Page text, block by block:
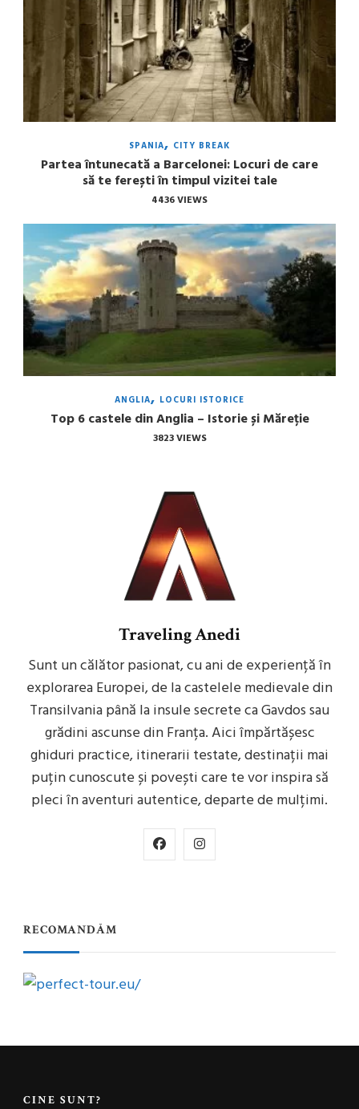
SPANIA CITY BREAK
Partea întunecată a Barcelonei: Locuri de care
să te ferești în timpul vizitei tale
4436 VIEWS
ANGLIA LOCURI ISTORICE
Top 6 castele din Anglia – Istorie și Măreție
3823 VIEWS
Traveling Anedi
Sunt un călător pasionat, cu ani de experiență în
explorarea Europei, de la castelele medievale din
Transilvania până la insule secrete ca Gavdos sau
grădini ascunse din Franța. Aici împărtășesc
ghiduri practice, itinerarii testate, destinații mai
puțin cunoscute și povești care te vor inspira să
pleci în aventuri autentice, departe de mulțimi.
RECOMANDĂM
CINE SUNT?